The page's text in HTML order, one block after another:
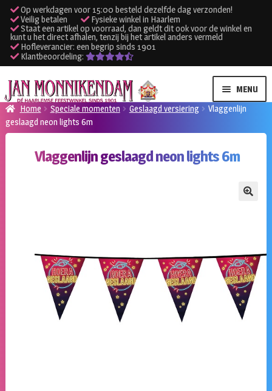
Op werkdagen voor 15:00 besteld dezelfde dag verzonden!
Veilig betalen
Fysieke winkel in Haarlem
Staat een artikel op voorraad, dan geldt dit ook voor de winkel en
kunt u het direct afhalen, tenzij bij het artikel anders vermeld
Hofleverancier: een begrip sinds 1901
Klantbeoordeling:
Ga
door
naar
navigatie
Ga
naar
de
inhoud
MENU
Verhuur kleding
Verhuur apparatuur
Inloggen
Home Speciale momenten Geslaagd versiering
Vlaggenlijn
geslaagd neon lights 6m
Vlaggenlijn geslaagd neon lights 6m